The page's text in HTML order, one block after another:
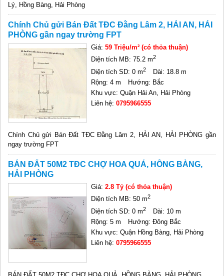
Lý, Hồng Bàng, Hải Phòng
Chính Chủ gửi Bán Đất TĐC Đằng Lâm 2, HẢI AN, HẢI
PHÒNG gần ngay trường FPT
Giá:59 Triệu/m² (có thỏa thuận)
Diện tích MB: 75.2 m2
Diện tích SD: 0 m2
Dài: 18.8 m
Rộng: 4 m
Hướng: Bắc
Khu vực: Quận Hải An, Hải Phòng
Liên hệ:0795966555
Chính Chủ gửi Bán Đất TĐC Đằng Lâm 2, HẢI AN, HẢI PHÒNG gần
ngay trường FPT
BÁN ĐẤT 50M2 TĐC CHỢ HOA QUẢ, HỒNG BÀNG,
HẢI PHÒNG
Giá:2.8 Tỷ (có thỏa thuận)
Diện tích MB: 50 m2
Diện tích SD: 0 m2
Dài: 10 m
Rộng: 5 m
Hướng: Đông Bắc
Khu vực: Quận Hồng Bàng, Hải Phòng
Liên hệ:0795966555